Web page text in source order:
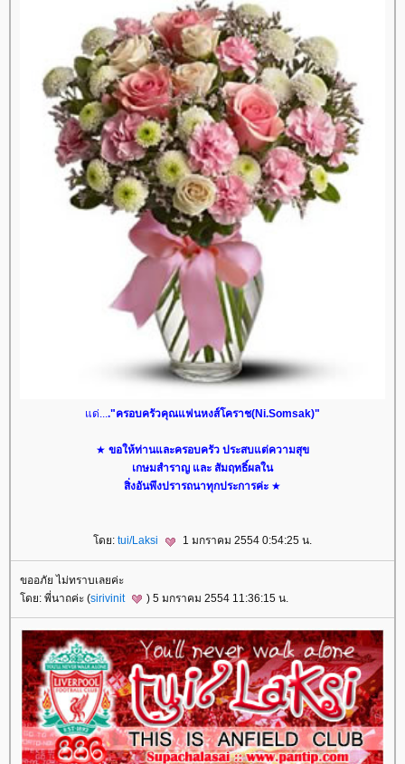
ด่...."ครอบครัวคุณแฟนหงส์โคราช(Ni.Somsak)"
★ ขอให้ท่านและครอบครัว ประสบแต่ความสุข
เกษมสำราญ และ สัมฤทธิ์ผลใน
สิ่งอันพึงปรารถนาทุกประการค่ะ ★
ดย: tui/Laksi 1 มกราคม 2554 0:54:25 น.
ขออภัย ไม่ทราบเลยค่ะ
ดย: พี่นาถค่ะ (sirivinit ) 5 มกราคม 2554 11:36:15 น.